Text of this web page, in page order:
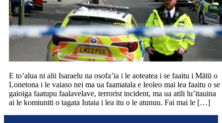
E to’alua ni alii Isaraelu na osofa’ia i le aoteatea i se faaitu i Mātū o
Lonetona i le vaiaso nei ma ua faamatala e leoleo mai lea faaitu o se
gaioiga faatupu faalavelave, terrorist incident, ma ua atili lu’itauina
ai le komiuniti o tagata Iutaia i lea itu o le atunuu. Fai mai le […]